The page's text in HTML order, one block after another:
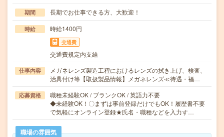
期間 長期でお仕事できる方、大歓迎！
時給 時給1400円
交通費
交通費規定内支給
仕事内容
メガネレンズ製造工程におけるレンズの拭き上げ、検査、
治具付け等【取扱製品情報】メガネレンズ≪待遇・福…
応募資格
職種未経験OK / ブランクOK / 英語力不要
◆未経験OK！〇まずは事前登録だけでもOK！履歴書不要
で気軽にオンライン登録★氏名・職種などを入力す…
職場の雰囲気